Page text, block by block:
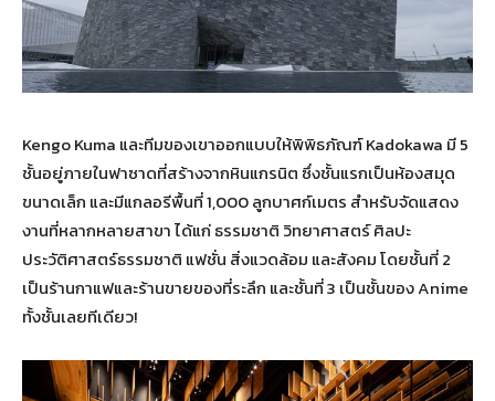
Kengo Kuma และทีมของเขาออกแบบให้พิพิธภัณฑ์ Kadokawa มี 5
ชั้นอยู่ภายในฟาซาดที่สร้างจากหินแกรนิต ซึ่งชั้นแรกเป็นห้องสมุด
ขนาดเล็ก และมีแกลอรีพื้นที่ 1,000 ลูกบาศก์เมตร สำหรับจัดแสดง
งานที่หลากหลายสาขา ได้แก่ ธรรมชาติ วิทยาศาสตร์ ศิลปะ
ประวัติศาสตร์ธรรมชาติ แฟชั่น สิ่งแวดล้อม และสังคม โดยชั้นที่ 2
เป็นร้านกาแฟและร้านขายของที่ระลึก และชั้นที่ 3 เป็นชั้นของ Anime
ทั้งชั้นเลยทีเดียว!